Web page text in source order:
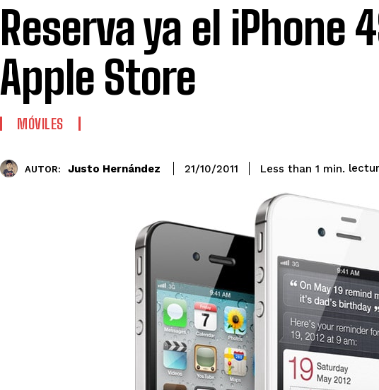
Reserva ya el iPhone
Apple Store
MÓVILES
AUTOR: Justo Hernández 21/10/2011 Less than 1 min.